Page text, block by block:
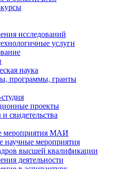
исследований
услуги
наука
программы, гранты
проекты
свидетельства
мероприятия МАИ
научные мероприятия
высшей квалификации
деятельности